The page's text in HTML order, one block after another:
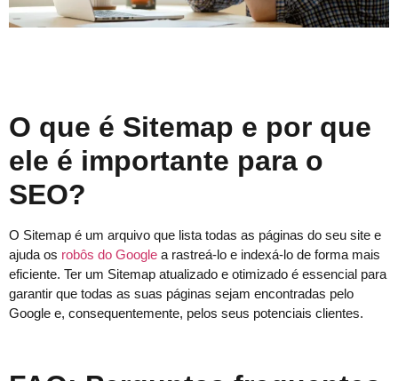
O que é Sitemap e por que
ele é importante para o
SEO?
O Sitemap é um arquivo que lista todas as páginas do seu site e
ajuda os robôs do Google a rastreá-lo e indexá-lo de forma mais
eficiente. Ter um Sitemap atualizado e otimizado é essencial para
garantir que todas as suas páginas sejam encontradas pelo
Google e, consequentemente, pelos seus potenciais clientes.